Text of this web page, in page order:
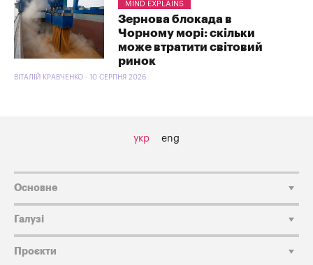
MIND EXPLAINS
Зернова блокада в
Чорному морі: скільки
може втратити світовий
ринок
ВІТАЛІЙ КРАВЧЕНКО - 10 СЕРПНЯ 2026
укр eng
Основне
Галузі
Проєкти